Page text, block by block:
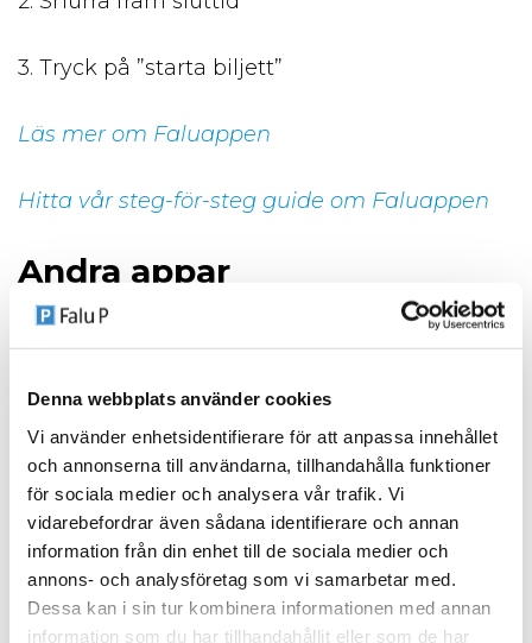
Denna webbplats använder cookies
Vi använder enhetsidentifierare för att anpassa innehållet
och annonserna till användarna, tillhandahålla funktioner
för sociala medier och analysera vår trafik. Vi
vidarebefordrar även sådana identifierare och annan
information från din enhet till de sociala medier och
annons- och analysföretag som vi samarbetar med.
Dessa kan i sin tur kombinera informationen med annan
information som du har tillhandahållit eller som de har
3. Tryck på ”starta biljett”
Läs mer om Faluappen
Hitta vår steg-för-steg guide om Faluappen
Andra appar
I Falun kan du dessutom välja att betala med
erbjuda flera olika betalsätt såsom annan
app, SMS-betalning och betalning via talsvar.
SMS- och telefonbetalning
Betalning via SMS eller talsvar kan göras från
vilken mobiltelefon som helst, och kräver inte